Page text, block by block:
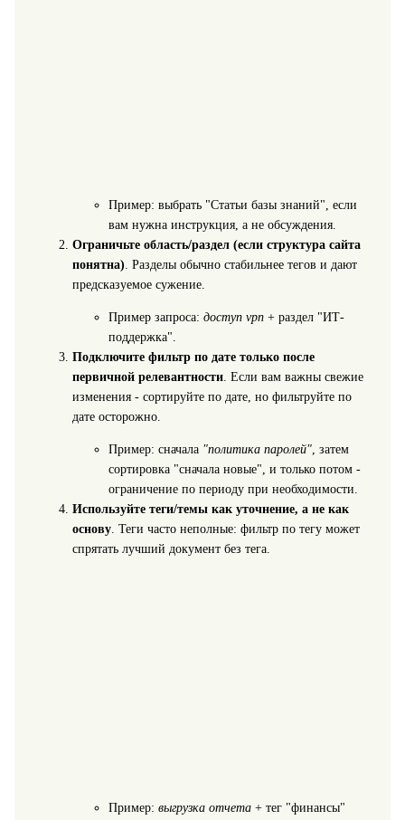
Пример: выбрать "Статьи базы знаний", если
вам нужна инструкция, а не обсуждения.
Ограничьте область/раздел (если структура сайта
понятна). Разделы обычно стабильнее тегов и дают
предсказуемое сужение.
Пример запроса: доступ vpn+ раздел "ИТ-
поддержка".
Подключите фильтр по дате только после
первичной релевантности. Если вам важны свежие
изменения - сортируйте по дате, но фильтруйте по
дате осторожно.
Пример: сначала "политика паролей", затем
сортировка "сначала новые", и только потом -
ограничение по периоду при необходимости.
Используйте теги/темы как уточнение, а не как
основу. Теги часто неполные: фильтр по тегу может
спрятать лучший документ без тега.
Пример: выгрузка отчета+ тег "финансы"